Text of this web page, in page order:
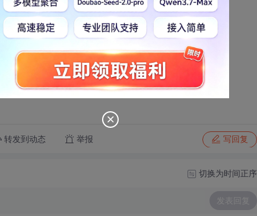
转发到动态 举报 写回复
切换为时间正序
发表回复